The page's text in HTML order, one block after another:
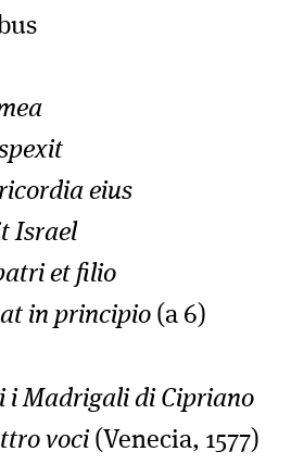
eius
Israel
et filio
in principio (a 6)
i Madrigali di Cipriano
voci (Venecia, 1577)